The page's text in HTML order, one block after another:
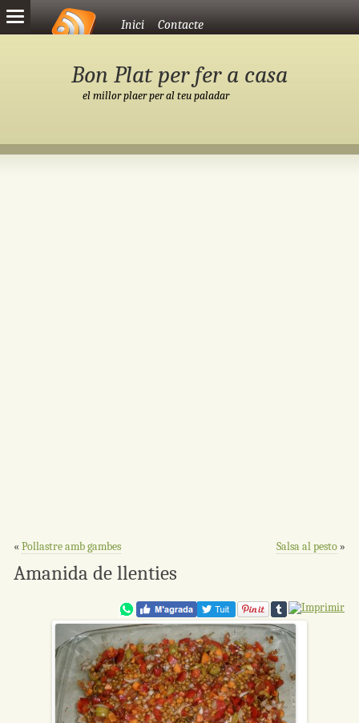
Vés al contingutInici Contacte
Bon Plat per fer a casa
el millor plaer per al teu paladar
« Pollastre amb gambes Salsa al pesto»
Amanida de llenties